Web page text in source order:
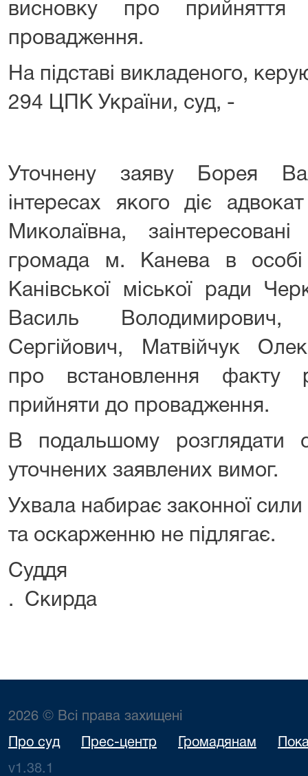
висновку про прийняття
провадження.
На підставі викладеного,
294 ЦПК України, суд, -
Уточнену заяву Борея
інтересах якого діє
Миколаївна,
громада м. Канева в особі
Канівської міської ради
Василь
Сергійович, Матвійчук
про встановлення факту
прийняти до провадження.
В подальшому розглядати
уточнених заявлених вимог.
Ухвала набирає законної сили
та оскарженню не підлягає.
. Скирда
2026 © Всі права захищені
Про суд Прес-центр Громадянам
v1.38.1